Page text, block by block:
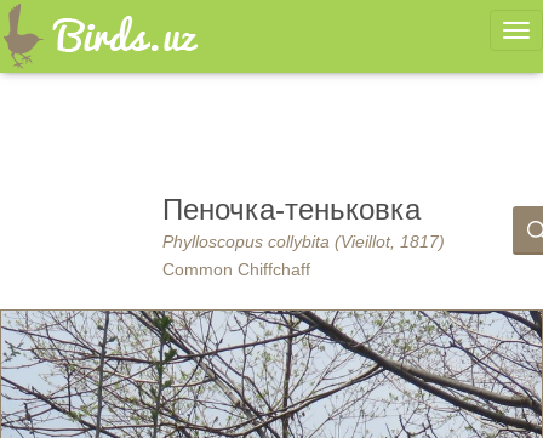
Пеночка-теньковка
Phylloscopus collybita (Vieillot, 1817)
Common Chiffchaff